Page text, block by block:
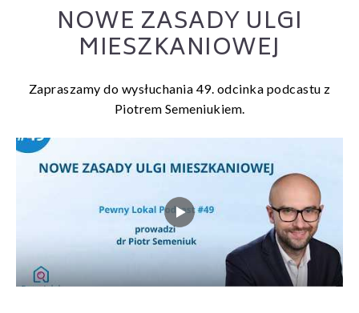
NOWE ZASADY ULGI
MIESZKANIOWEJ
Zapraszamy do wysłuchania 49. odcinka podcastu z
Piotrem Semeniukiem.